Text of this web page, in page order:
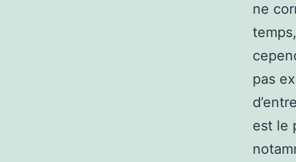
ne
pas
est le